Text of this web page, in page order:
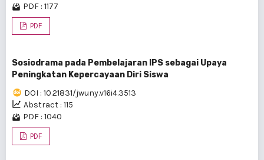
PDF : 1177
PDF
Sosiodrama pada Pembelajaran IPS sebagai Upaya
Peningkatan Kepercayaan Diri Siswa
DOI : 10.21831/jwuny.v16i4.3513
Abstract : 115
PDF : 1040
PDF